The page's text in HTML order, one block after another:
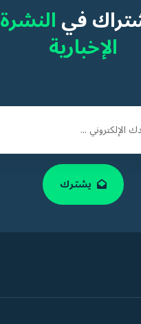
فيالنشرة
الإخبارية
يشترك